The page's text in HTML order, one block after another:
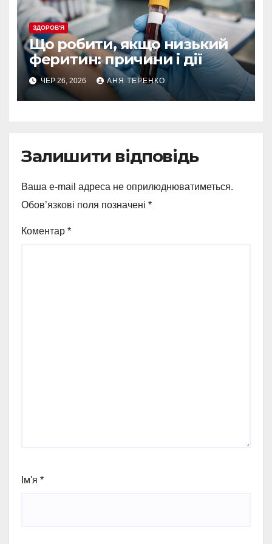
ЗДОРОВ'Я
Що робити, якщо низький
феритин: причини і дії
ЧЕР 26, 2026 АНЯ ТЕРЕНКО
Залишити відповідь
Ваша e-mail адреса не оприлюднюватиметься.
Обов’язкові поля позначені *
Коментар *
Ім'я *